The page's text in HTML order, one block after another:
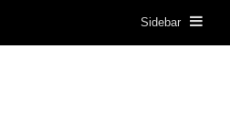
Sidebar